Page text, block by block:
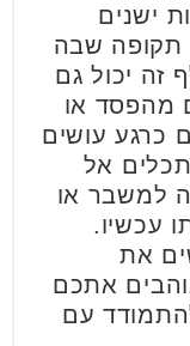
ישנים
תקופה שבה
זה יכול גם
מהפסד או
כרגע עושים
אל
למשבר או
עכשיו.
את
אתכם
עם